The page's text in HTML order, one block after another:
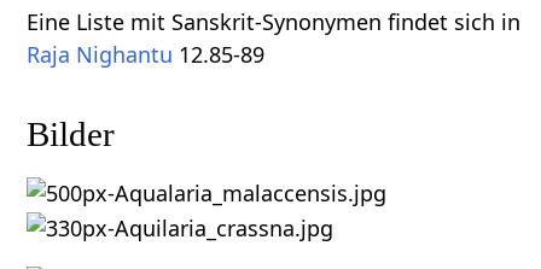
Eine Liste mit Sanskrit-Synonymen findet sich in
Raja Nighantu 12.85-89
Bilder